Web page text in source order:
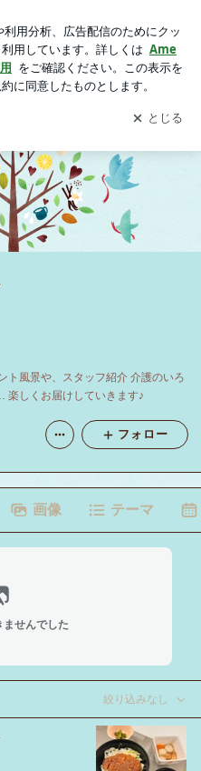
更新通知
を受け取りまし
開く
ト風景や、スタッフ紹介 介護のいろ
楽しくお届けしていきます♪
フォロー
画像 テーマ
ませんでした
絞り込みなし